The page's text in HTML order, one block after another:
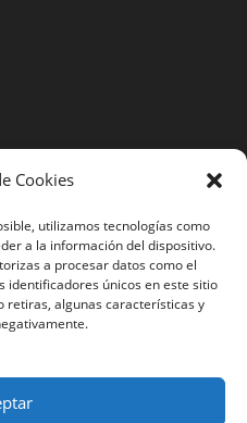
Cookies
utilizamos tecnologías como
a la información del dispositivo.
a procesar datos como el
identificadores únicos en este sitio
retiras, algunas características y